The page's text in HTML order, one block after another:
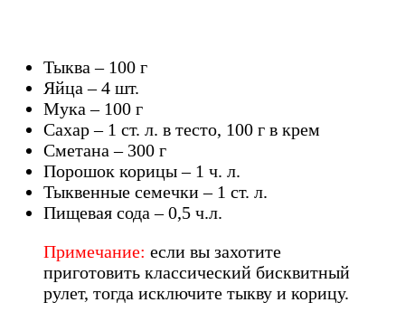
Тыква – 100 г
Яйца – 4 шт.
Мука – 100 г
Сахар – 1 ст. л. в тесто, 100 г в крем
Сметана – 300 г
Порошок корицы – 1 ч. л.
Тыквенные семечки – 1 ст. л.
Пищевая сода – 0,5 ч.л.
Примечание: если вы захотите
приготовить классический бисквитный
рулет, тогда исключите тыкву и корицу.